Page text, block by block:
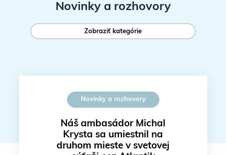
Novinky a rozhovory
Zobraziť kategórie
Novinky a rozhovory
Náš ambasádor Michal
Krysta sa umiestnil na
druhom mieste v svetovej